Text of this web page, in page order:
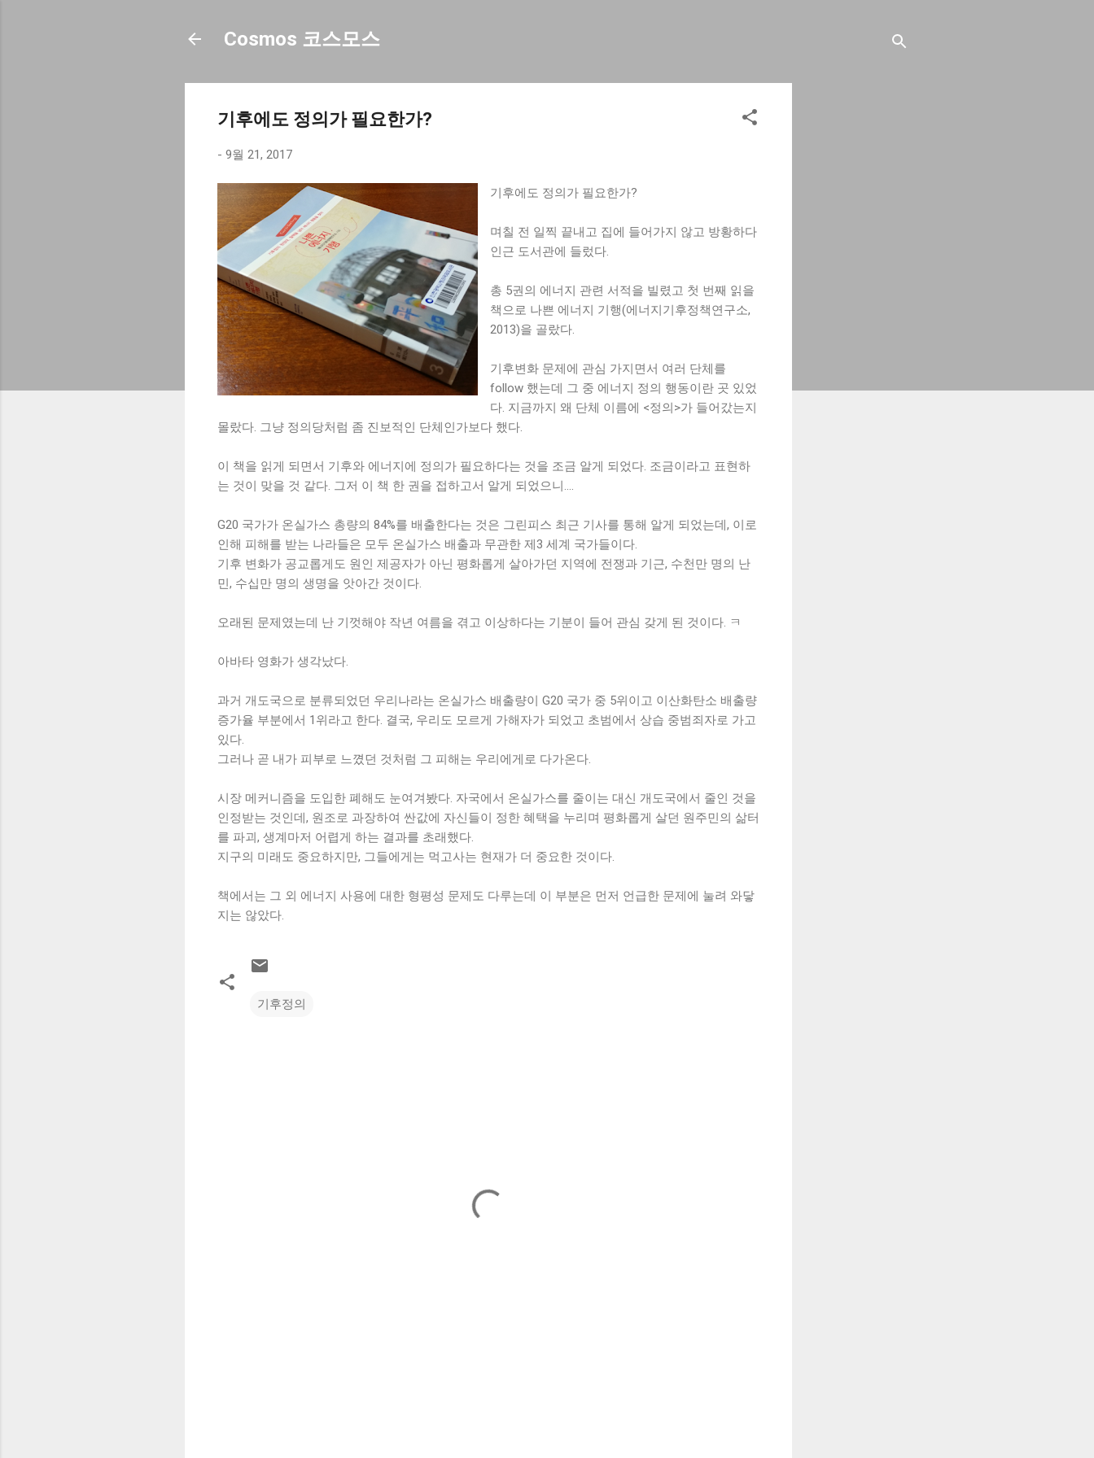
Cosmos 코스모스
기후에도 정의가 필요한가?
- 9월 21, 2017
기후에도 정의가 필요한가?
며칠 전 일찍 끝내고 집에 들어가지 않고 방황하다
인근 도서관에 들렀다.
총 5권의 에너지 관련 서적을 빌렸고 첫 번째 읽을
책으로 나쁜 에너지 기행(에너지기후정책연구소,
2013)을 골랐다.
기후변화 문제에 관심 가지면서 여러 단체를
follow 했는데 그 중 에너지 정의 행동이란 곳 있었
다. 지금까지 왜 단체 이름에 <정의>가 들어갔는지
몰랐다. 그냥 정의당처럼 좀 진보적인 단체인가보다 했다.
이 책을 읽게 되면서 기후와 에너지에 정의가 필요하다는 것을 조금 알게 되었다. 조금이라고 표현하
는 것이 맞을 것 같다. 그저 이 책 한 권을 접하고서 알게 되었으니….
G20 국가가 온실가스 총량의 84%를 배출한다는 것은 그린피스 최근 기사를 통해 알게 되었는데, 이로
인해 피해를 받는 나라들은 모두 온실가스 배출과 무관한 제3 세계 국가들이다.
기후 변화가 공교롭게도 원인 제공자가 아닌 평화롭게 살아가던 지역에 전쟁과 기근, 수천만 명의 난
민, 수십만 명의 생명을 앗아간 것이다.
오래된 문제였는데 난 기껏해야 작년 여름을 겪고 이상하다는 기분이 들어 관심 갖게 된 것이다. ㅋ
아바타 영화가 생각났다.
과거 개도국으로 분류되었던 우리나라는 온실가스 배출량이 G20 국가 중 5위이고 이산화탄소 배출량
증가율 부분에서 1위라고 한다. 결국, 우리도 모르게 가해자가 되었고 초범에서 상습 중범죄자로 가고
있다.
그러나 곧 내가 피부로 느꼈던 것처럼 그 피해는 우리에게로 다가온다.
시장 메커니즘을 도입한 폐해도 눈여겨봤다. 자국에서 온실가스를 줄이는 대신 개도국에서 줄인 것을
인정받는 것인데, 원조로 과장하여 싼값에 자신들이 정한 혜택을 누리며 평화롭게 살던 원주민의 삶터
를 파괴, 생계마저 어렵게 하는 결과를 초래했다.
지구의 미래도 중요하지만, 그들에게는 먹고사는 현재가 더 중요한 것이다.
책에서는 그 외 에너지 사용에 대한 형평성 문제도 다루는데 이 부분은 먼저 언급한 문제에 눌려 와닿
지는 않았다.
기후정의